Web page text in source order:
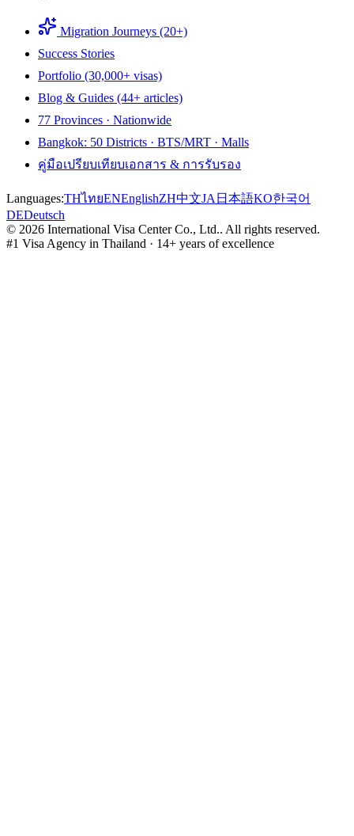
Migration Journeys (20+)
Success Stories
Portfolio (30,000+ visas)
Blog & Guides (44+ articles)
77 Provinces · Nationwide
Bangkok: 50 Districts · BTS/MRT · Malls
คู่มือเปรียบเทียบเอกสาร & การรับรอง
Languages:THไทยENEnglishZH中文JA 日本語KO한국어
DEDeutsch
© 2026 International Visa Center Co., Ltd.. All rights reserved.
#1 Visa Agency in Thailand · 14+ years of excellence